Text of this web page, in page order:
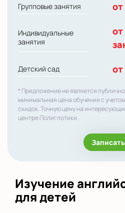
Групповые занятия
Индивидуальные
занятия
Детский сад
* Предложение не является
минимальная цена обучения с
скидок. Точную цену на
центре Полиглотики.
Изучение
для детей